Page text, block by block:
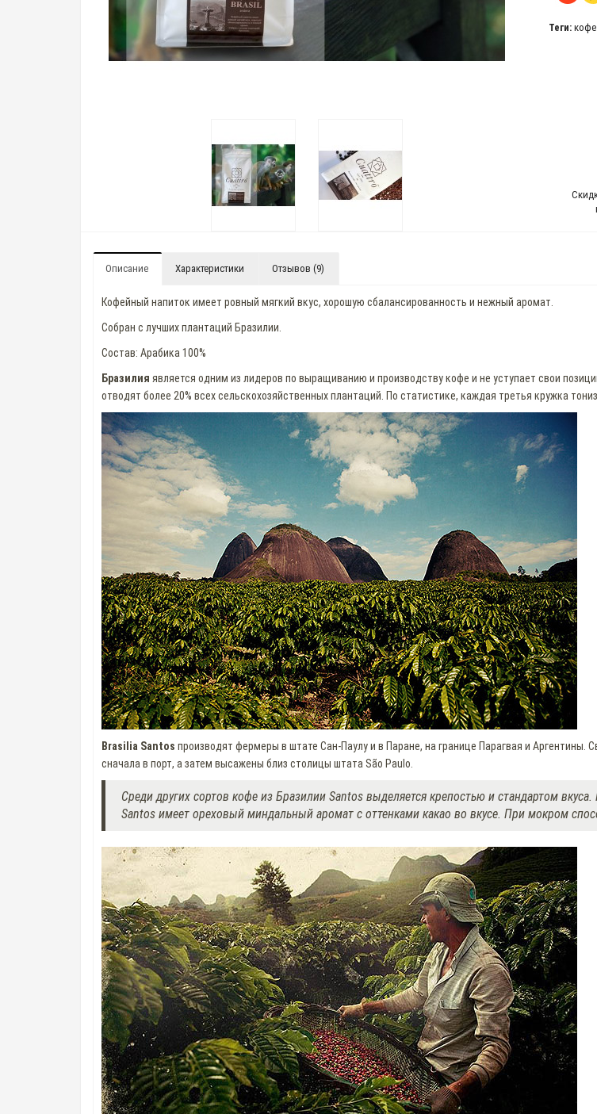
Теги: кофе
Описание Характеристики Отзывов (9)
Кофейный напиток имеет ровный мягкий вкус, хорошую сбалансированность и нежный аромат.
Собран с лучших плантаций Бразилии.
Cостав: Арабика 100%
Бразилия является одним из лидеров по выращиванию и производству кофе и не уступает свои
отводят более 20% всех сельскохозяйственных плантаций. По статистике, каждая третья кружка
Brasilia Santos производят фермеры в штате Сан-Паулу и в Паране, на границе Парагвая и Аргентины.
сначала в порт, а затем высажены близ столицы штата São Paulo.
Среди других сортов кофе из Бразилии Santos выделяется крепостью и стандартом
Santos имеет ореховый миндальный аромат с оттенками какао во вкусе. При мокром